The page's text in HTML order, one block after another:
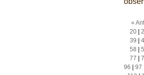
«
20|
39
58
77
96
97